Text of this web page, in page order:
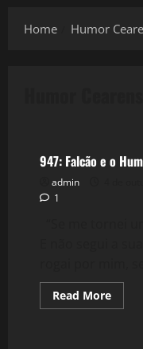
Home Humor
947: Falcão e o
admin
1
Read MoreRead
more